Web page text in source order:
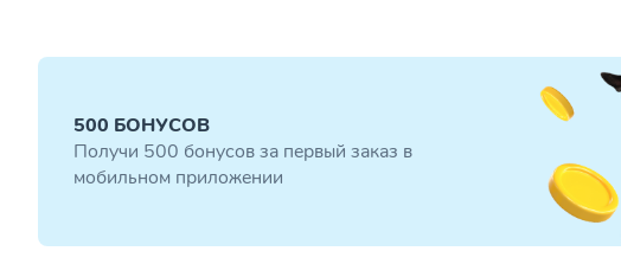
500 БОНУСОВ
Получи 500 бонусов за первый заказ в
мобильном приложении